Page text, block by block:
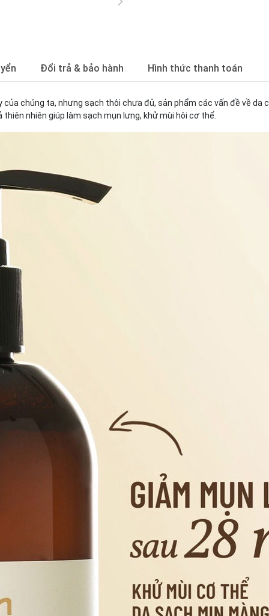
Đổi trả & bảo hành Hình thức thanh toán
chúng ta, nhưng sạch thôi chưa đủ, sản phẩm các vấn đề về
nhiên giúp làm sạch mụn lưng, khử mùi hôi cơ thể.